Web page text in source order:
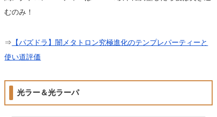
むのみ！
⇒ 【パズドラ】闇メタトロン究極進化のテンプレパーティーと
使い道評価
光ラー＆光ラーパ